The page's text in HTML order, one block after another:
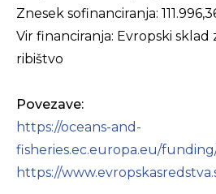
Znesek sofinanciranja:
Vir financiranja: Evropski sklad
ribištvo
Povezave:
https://oceans-and-
fisheries.ec.europa.eu/
https://